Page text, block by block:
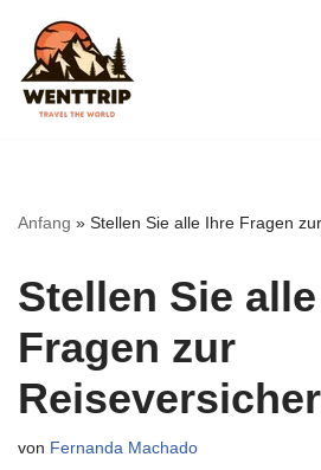
Zum
Inhalt
springen
Anfang » Stellen Sie alle Ihre Fragen
Stellen Sie
Fragen zur
von Fernanda Machado